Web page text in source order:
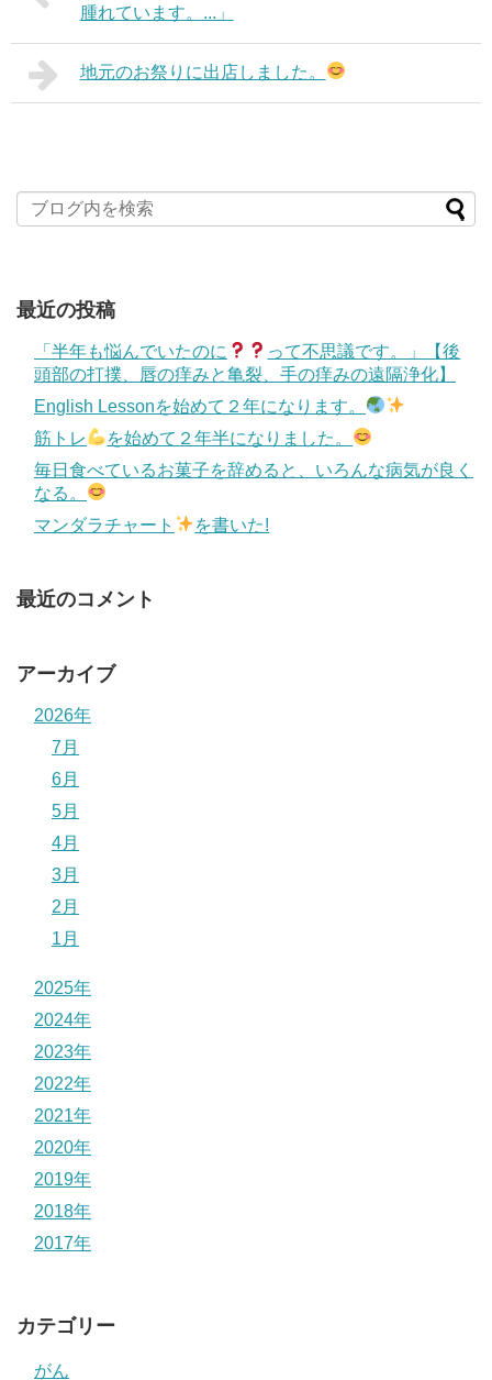
腫れています。...」
地元のお祭りに出店しました。
最近の投稿
「半年も悩んでいたのに
って不思議です。」【後
頭部の打撲、唇の痒みと亀裂、手の痒みの遠隔浄化】
English Lessonを始めて２年になります。
筋トレ
を始めて２年半になりました。
毎日食べているお菓子を辞めると、いろんな病気が良く
なる。
マンダラチャート
を書いた!
最近のコメント
アーカイブ
2026年
7月
6月
5月
4月
3月
2月
1月
2025年
2024年
2023年
2022年
2021年
2020年
2019年
2018年
2017年
カテゴリー
がん